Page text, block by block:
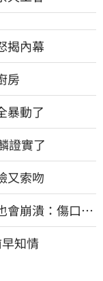
揭內幕
房
暴動了
證實了
又索吻
會崩潰：傷口終
知情